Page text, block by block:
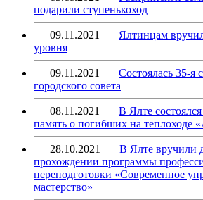
подарили ступенькоход
09.11.2021
Ялтинцам
уровня
09.11.2021
Состоялась 35-я
городского совета
08.11.2021
В Ялте
память о погибших на теплоходе
28.10.2021
В Ялте вручили
прохождении программы
переподготовки «Современное
мастерство»